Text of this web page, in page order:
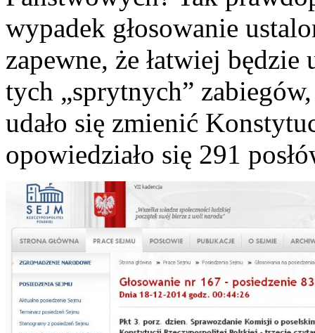
wypadek głosowanie
zapewne, że łatwiej
tych „sprytnych”
udało się zmienić
opowiedziało się 291